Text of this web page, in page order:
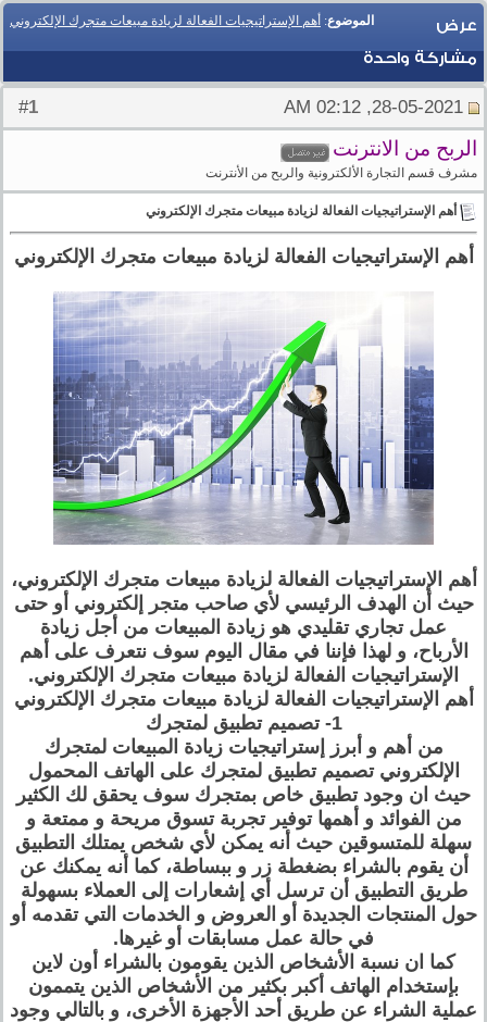
الموضوع: أهم الإستراتيجيات الفعالة لزيادة مبيعات متجرك الإلكتروني
عرض
مشاركة واحدة
1
الربح من الانترنت
مشرف قسم التجارة الألكترونية والربح من الأنترنت
أهم الإستراتيجيات الفعالة لزيادة مبيعات متجرك الإلكتروني
أهم الإستراتيجيات الفعالة لزيادة مبيعات متجرك الإلكتروني
أهم الإستراتيجيات الفعالة لزيادة مبيعات متجرك الإلكتروني،
حيث أن الهدف الرئيسي لأي صاحب متجر إلكتروني أو حتى
عمل تجاري تقليدي هو زيادة المبيعات من أجل زيادة
الأرباح، و لهذا فإننا في مقال اليوم سوف نتعرف على أهم
الإستراتيجيات الفعالة لزيادة مبيعات متجرك الإلكتروني.
أهم الإستراتيجيات الفعالة لزيادة مبيعات متجرك الإلكتروني
1- تصميم تطبيق لمتجرك
من أهم و أبرز إستراتيجيات زيادة المبيعات لمتجرك
الإلكتروني تصميم تطبيق لمتجرك على الهاتف المحمول
حيث ان وجود تطبيق خاص بمتجرك سوف يحقق لك الكثير
من الفوائد و أهمها توفير تجربة تسوق مريحة و ممتعة و
سهلة للمتسوقين حيث أنه يمكن لأي شخص يمتلك التطبيق
أن يقوم بالشراء بضغطة زر و ببساطة، كما أنه يمكنك عن
طريق التطبيق أن ترسل أي إشعارات إلى العملاء بسهولة
حول المنتجات الجديدة أو العروض و الخدمات التي تقدمه أو
في حالة عمل مسابقات أو غيرها.
كما ان نسبة الأشخاص الذين يقومون بالشراء أون لاين
بإستخدام الهاتف أكبر بكثير من الأشخاص الذين يتممون
عملية الشراء عن طريق أحد الأجهزة الأخرى، و بالتالي وجود